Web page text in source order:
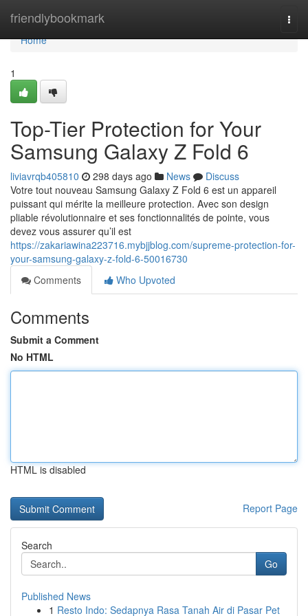
friendlybookmark
Home
Home
1
Top-Tier Protection for Your
Samsung Galaxy Z Fold 6
liviavrqb405810 298 days ago News
Discuss
Votre tout nouveau Samsung Galaxy Z Fold 6 est un appareil
puissant qui mérite la meilleure protection. Avec son design
pliable révolutionnaire et ses fonctionnalités de pointe, vous
devez vous assurer qu’il est
https://zakariawina223716.mybjjblog.com/supreme-protection-for-
your-samsung-galaxy-z-fold-6-50016730
Comments
Who Upvoted
Comments
Submit a Comment
No HTML
HTML is disabled
Report Page
Search
Go
Published News
1 Resto Indo: Sedapnya Rasa Tanah Air di Pasar Pet